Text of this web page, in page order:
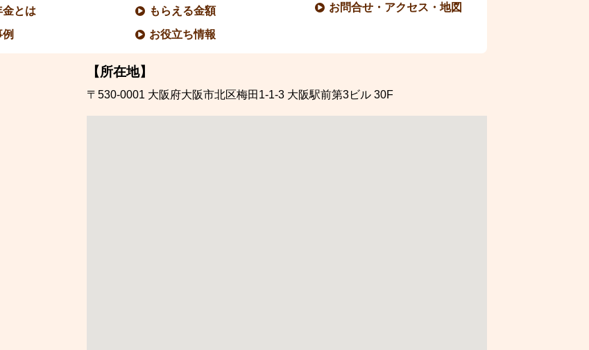
金とは
もらえる金額
お役立ち情報
お問合せ・アクセス・地図
【所在地】
〒530-0001 大阪府大阪市北区梅田1-1-3 大阪駅前第3ビル 30F